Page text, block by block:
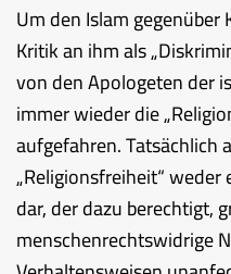
Um den Islam
Kritik an ihm als
von den Apologeten der
immer wieder die
aufgefahren. Tatsächlich
„Religionsfreiheit“
dar, der dazu berechtigt,
menschenrechtswidrige